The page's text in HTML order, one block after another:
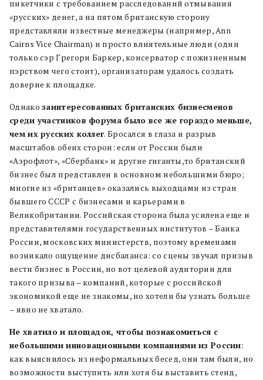
пикетчики с требованием расследований отмывания
«русских» денег, а на пятом британскую сторону
представляли известные менеджеры (например, Ann
Cairns Vice Chairman) и просто влиятельные люди (один
только сэр Грегори Баркер, консерватор с пожизненным
пэрством чего стоит), организаторам удалось создать
доверие к площадке.
Однакозаинтересованных британских бизнесменов
среди участников форума было все же гораздо меньше,
чем их русских коллег. Бросался в глаза и разрыв
масштабов обеих сторон: если от России были
«Аэрофлот», «Сбербанк» и другие гиганты,то британский
бизнес был представлен в основном небольшими бюро;
многие из «британцев» оказались выходцами из стран
бывшего СССР с бизнесами и карьерами в
Великобритании. Российская сторона была усилена еще и
представителями государственных институтов – Банка
России, московских министерств, поэтому временами
возникало ощущение дисбаланса: со сцены звучал призыв
вести бизнес в России, но вот целевой аудитории для
такого призыва – компаний, которые с российской
экономикой еще не знакомы, но хотели бы узнать больше
– явно не хватало.
Не хватило и площадок, чтобы познакомиться с
небольшими инновационными компаниями из России:
как выяснилось из неформальных бесед, они там были, но
возможности выступить или хотя бы выставить стенд,